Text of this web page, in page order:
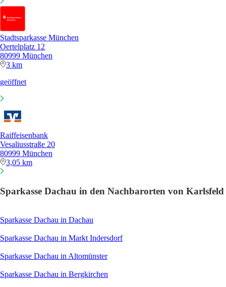
Stadtsparkasse München
Oertelplatz 12
80999 München
3 km
geöffnet
Raiffeisenbank
Vesaliusstraße 20
80999 München
3,05 km
Sparkasse Dachau in den Nachbarorten von Karlsfeld
Sparkasse Dachau in Dachau
Sparkasse Dachau in Markt Indersdorf
Sparkasse Dachau in Altomünster
Sparkasse Dachau in Bergkirchen